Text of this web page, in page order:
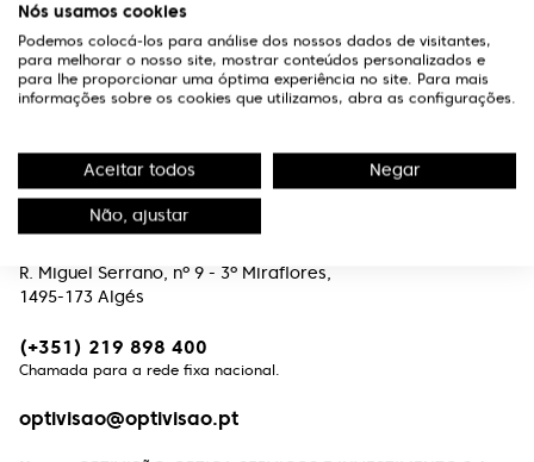
Formato
Quadrado
Genero
A Optivisão
Contactos
R. Miguel Serrano, nº 9 - 3º Miraflores,
1495-173 Algés
(+351) 219 898 400
Chamada para a rede fixa nacional.
optivisao@optivisao.pt
Nós usamos cookies
Podemos colocá-los para análise dos nossos dados de visitantes,
para melhorar o nosso site, mostrar conteúdos personalizados e
para lhe proporcionar uma óptima experiência no site. Para mais
informações sobre os cookies que utilizamos, abra as configurações.
Aceitar todos Negar
Não, ajustar